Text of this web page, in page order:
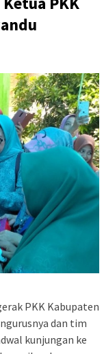
PKK Kabupaten
dan tim
kunjungan ke